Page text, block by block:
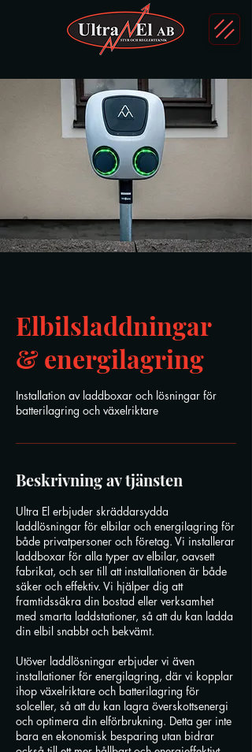
Elbilsladdningar
& energilagring
Installation av laddboxar och lösningar för
batterilagring och växelriktare
Beskrivning av tjänsten
Ultra El erbjuder skräddarsydda
laddlösningar för elbilar och energilagring för
både privatpersoner och företag. Vi installerar
laddboxar för alla typer av elbilar, oavsett
fabrikat, och ser till att installationen är både
säker och effektiv. Vi hjälper dig att
framtidssäkra din bostad eller verksamhet
med smarta laddstationer, så att du kan ladda
din elbil snabbt och bekvämt.
Utöver laddlösningar erbjuder vi även
installationer för energilagring, där vi kopplar
ihop växelriktare och batterilagring för
solceller, så att du kan lagra överskottsenergi
och optimera din elförbrukning. Detta ger inte
bara en ekonomisk besparing utan bidrar